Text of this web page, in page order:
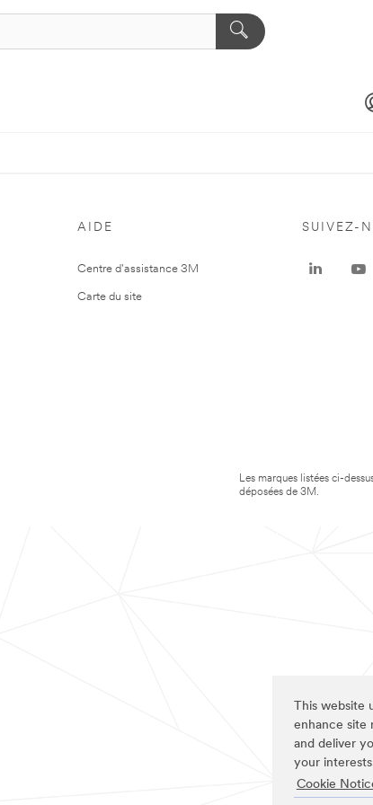
This website
enhance site
and deliver
your
Cookie
AIDE
Centre d'assistance 3M
Carte du site
SUIVEZ-
Les marques listées ci-
déposées de 3M.